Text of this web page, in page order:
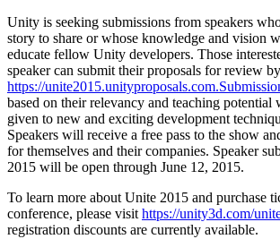
Управляйте IAP в магазинах и D2C
Монетизация
Соединяйте игроков с подходящими играми
Рекламируйте с помощью Unity
Unity
Примеры использования
Мобильные игры
Создавайте и развивайте мобильные хиты с
Инди-игры
Выпускайте большие игры с небольшими
Демо-версии, образцы и строительные блоки
Все ресурсы
Что нового
Блог
Обновления, информация и технические
Новости
Новости, истории и пресс-центр
Лицензия Education Grant
Принесите мощь Unity в ваше учебное
Программы сертификации
Докажите свое мастерство в Unity
Unity is seeking submissions from speakers
story to share or whose knowledge and vision
educate fellow Unity developers. Those
speaker can submit their proposals for review
https://
based on their relevancy and teaching potential
given to new and exciting development
Speakers will receive a free pass to the show
for themselves and their companies. Speaker
2015 will be open through June 12, 2015.
To learn more about Unite 2015 and purchase
conference, please visit https://unity3d.com/
registration discounts are currently available.